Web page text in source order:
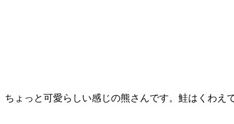
ちょっと可愛らしい感じの熊さんです。鮭はくわえ